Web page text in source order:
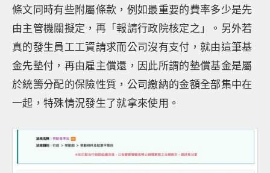
條文同時有些附屬條款，例如最重要的費率多少是先
由主管機關擬定，再「報請行政院核定之」。另外若
真的發生員工工資請求而公司沒有支付，就由這筆基
金先墊付，再由雇主償還，因此所謂的墊償基金是屬
於統籌分配的保險性質，公司繳納的金額全部集中在
一起，特殊情況發生了就拿來使用。